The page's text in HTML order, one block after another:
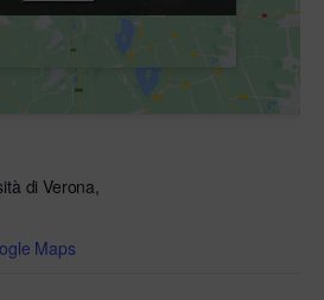
di Verona,
Maps